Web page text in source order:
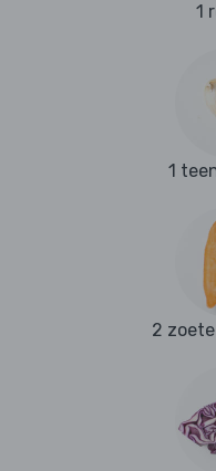
1
1
2